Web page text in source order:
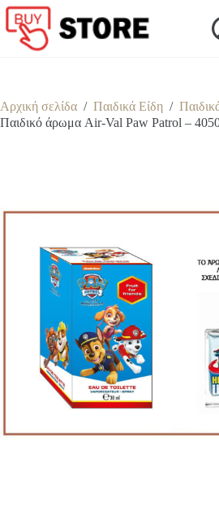
Μετάβαση
στο
περιεχόμενο
Αρχική σελίδα / Παιδικά Είδη /
Παιδικό άρωμα Air-Val Paw Patrol –